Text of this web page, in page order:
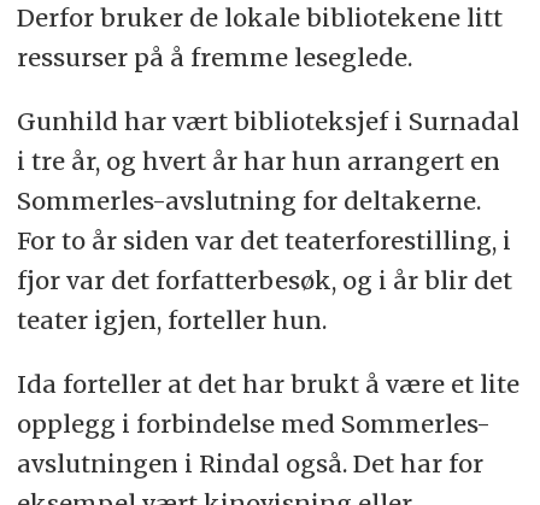
Derfor bruker de lokale bibliotekene litt
ressurser på å fremme leseglede.
Gunhild har vært biblioteksjef i Surnadal
i tre år, og hvert år har hun arrangert en
Sommerles-avslutning for deltakerne.
For to år siden var det teaterforestilling, i
fjor var det forfatterbesøk, og i år blir det
teater igjen, forteller hun.
Ida forteller at det har brukt å være et lite
opplegg i forbindelse med Sommerles-
avslutningen i Rindal også. Det har for